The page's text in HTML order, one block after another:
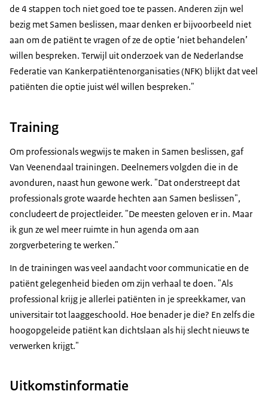
de 4 stappen toch niet goed toe te passen. Anderen zijn wel
bezig met Samen beslissen, maar denken er bijvoorbeeld niet
aan om de patiënt te vragen of ze de optie ‘niet behandelen’
willen bespreken. Terwijl uit onderzoek van de Nederlandse
Federatie van Kankerpatiëntenorganisaties (NFK) blijkt dat veel
patiënten die optie juist wél willen bespreken."
Training
Om professionals wegwijs te maken in Samen beslissen, gaf
Van Veenendaal trainingen. Deelnemers volgden die in de
avonduren, naast hun gewone werk. "Dat onderstreept dat
professionals grote waarde hechten aan Samen beslissen",
concludeert de projectleider. "De meesten geloven er in. Maar
ik gun ze wel meer ruimte in hun agenda om aan
zorgverbetering te werken."
In de trainingen was veel aandacht voor communicatie en de
patiënt gelegenheid bieden om zijn verhaal te doen. "Als
professional krijg je allerlei patiënten in je spreekkamer, van
universitair tot laaggeschoold. Hoe benader je die? En zelfs die
hoogopgeleide patiënt kan dichtslaan als hij slecht nieuws te
verwerken krijgt."
Uitkomstinformatie